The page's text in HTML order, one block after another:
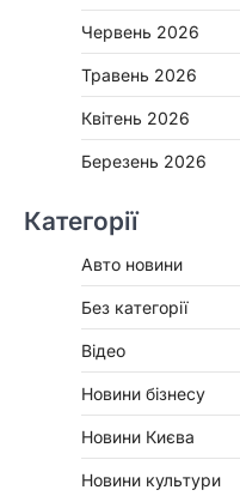
Червень 2026
Травень 2026
Квітень 2026
Березень 2026
Категорії
Авто новини
Без категорії
Відео
Новини бізнесу
Новини Києва
Новини культури